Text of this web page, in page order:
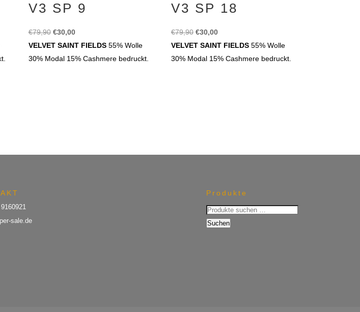
V3 SP 9
€79,90 Ursprünglicher
Preis
war:
€30,00Aktueller
Preis
ist:
VELVET SAINT FIELDS 55% Wolle
30% Modal 15% Cashmere bedruckt.
V3 SP 18
€79,90 Ursprünglicher
Preis
war:
€30,00Aktueller
Preis
ist:
VELVET SAINT FIELDS 55% Wolle
30% Modal 15% Cashmere bedruckt.
sale.de
Produkte
Suchen
nach:
Suchen